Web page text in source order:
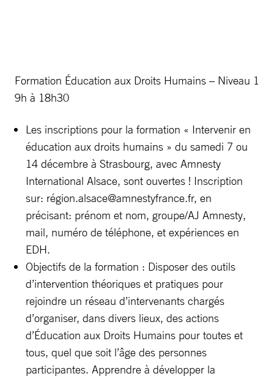
Formation Éducation aux Droits Humains – Niveau 1
9h à 18h30
Les inscriptions pour la formation « Intervenir en
éducation aux droits humains » du samedi 7 ou
14 décembre à Strasbourg, avec Amnesty
International Alsace, sont ouvertes ! Inscription
sur: région.alsace@amnestyfrance.fr, en
précisant: prénom et nom, groupe/AJ Amnesty,
mail, numéro de téléphone, et expériences en
EDH.
Objectifs de la formation : Disposer des outils
d’intervention théoriques et pratiques pour
rejoindre un réseau d’intervenants chargés
d’organiser, dans divers lieux, des actions
d’Éducation aux Droits Humains pour toutes et
tous, quel que soit l’âge des personnes
participantes. Apprendre à développer la